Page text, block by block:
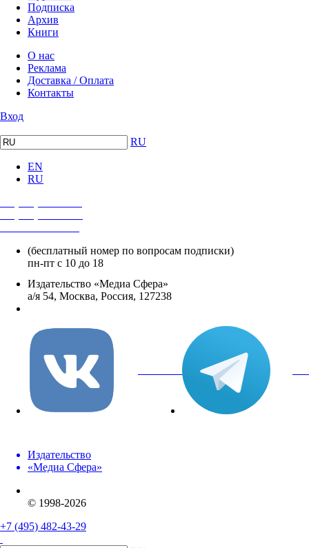
Подписка
Архив
Книги
О нас
Реклама
Доставка / Оплата
Контакты
Вход
RU
EN
RU
(бесплатный номер по вопросам подписки)
пн-пт с 10 до 18
Издательство «Медиа Сфера»
а/я 54, Москва, Россия, 127238
вКонтакте
Издательство
«Медиа Сфера»
© 1998-2026
+7 (495) 482-43-29